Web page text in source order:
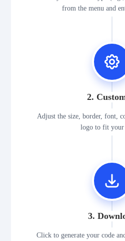
from the menu and
2.
Adjust the size, border, font,
logo to fit your
3.
Click to generate your code